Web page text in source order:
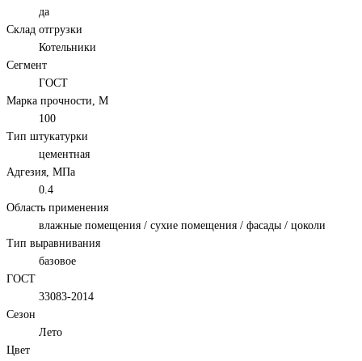
да
Склад отгрузки
Котельники
Сегмент
ГОСТ
Марка прочности, М
100
Тип штукатурки
цементная
Адгезия, МПа
0.4
Область применения
влажные помещения / сухие помещения / фасады / цоколи
Тип выравнивания
базовое
ГОСТ
33083-2014
Сезон
Лето
Цвет